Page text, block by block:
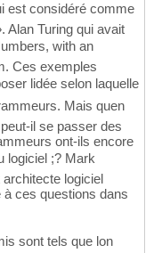
est considéré comme
Alan Turing qui avait
with an
Ces exemples
lidée selon laquelle
Mais quen
il se passer des
ont-ils encore
logiciel ;? Mark
logiciel
à ces questions dans
sont tels que lon